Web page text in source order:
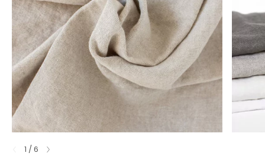
1 / 6